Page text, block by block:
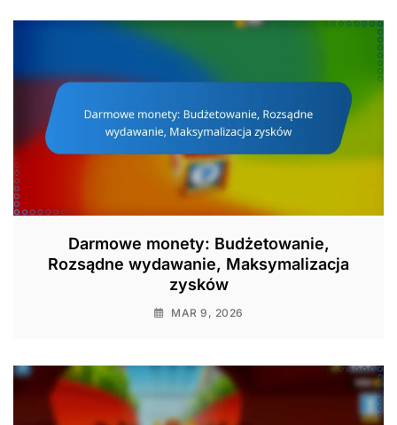
Darmowe monety: Budżetowanie,
Rozsądne wydawanie, Maksymalizacja
zysków
MAR 9, 2026